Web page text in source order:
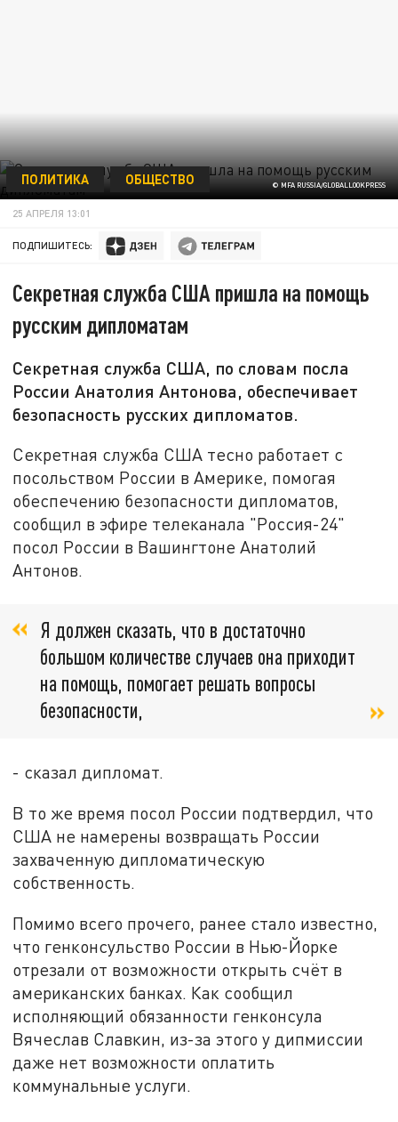
© MFA RUSSIA/GLOBALLOOKPRESS
ПОЛИТИКА ОБЩЕСТВО
25 АПРЕЛЯ 13:01
ПОДПИШИТЕСЬ:
Секретная служба США пришла на помощь
русским дипломатам
Секретная служба США, по словам посла
России Анатолия Антонова, обеспечивает
безопасность русских дипломатов.
Секретная служба США тесно работает с
посольством России в Америке, помогая
обеспечению безопасности дипломатов,
сообщил в эфире телеканала "Россия-24"
посол России в Вашингтоне Анатолий
Антонов.
Я должен сказать, что в достаточно
большом количестве случаев она приходит
на помощь, помогает решать вопросы
безопасности,
- сказал дипломат.
В то же время посол России подтвердил, что
США не намерены возвращать России
захваченную дипломатическую
собственность.
Помимо всего прочего, ранее стало известно,
что генконсульство России в Нью-Йорке
отрезали от возможности открыть счёт в
американских банках. Как сообщил
исполняющий обязанности генконсула
Вячеслав Славкин, из-за этого у дипмиссии
даже нет возможности оплатить
коммунальные услуги.